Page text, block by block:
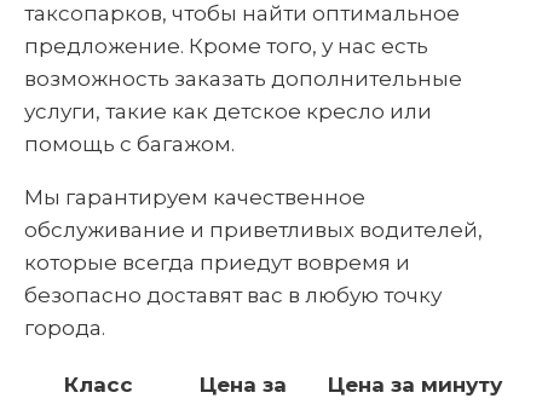
таксопарков, чтобы найти оптимальное
предложение. Кроме того, у нас есть
возможность заказать дополнительные
услуги, такие как детское кресло или
помощь с багажом.
Мы гарантируем качественное
обслуживание и приветливых водителей,
которые всегда приедут вовремя и
безопасно доставят вас в любую точку
города.
Класс
Цена за
Цена за минуту